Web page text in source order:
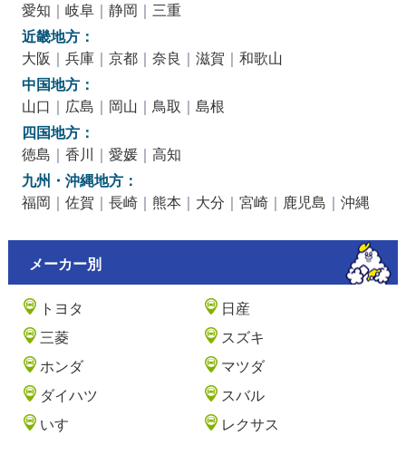
愛知 ｜ 岐阜｜ 静岡 ｜ 三重
近畿地方：
大阪 ｜ 兵庫｜ 京都｜ 奈良 ｜ 滋賀 ｜ 和歌山
中国地方：
山口 ｜ 広島 ｜ 岡山 ｜ 鳥取 ｜ 島根
四国地方：
徳島 ｜ 香川 ｜ 愛媛｜ 高知
九州・沖縄地方：
福岡 ｜ 佐賀 ｜ 長崎｜ 熊本 ｜ 大分 ｜ 宮崎｜ 鹿児島 ｜ 沖縄
メーカー別
トヨタ
日産
三菱
スズキ
ホンダ
マツダ
ダイハツ
スバル
いすゞ
レクサス